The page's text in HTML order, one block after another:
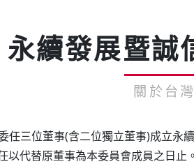
永續發展暨誠
任三位董事(含二位獨立董事)成立
以代替原董事為本委員會成員之日